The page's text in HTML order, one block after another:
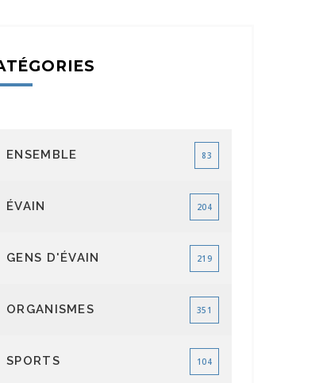
ENSEMBLE 83
ÉVAIN 204
GENS D'ÉVAIN 219
ORGANISMES 351
SPORTS 104